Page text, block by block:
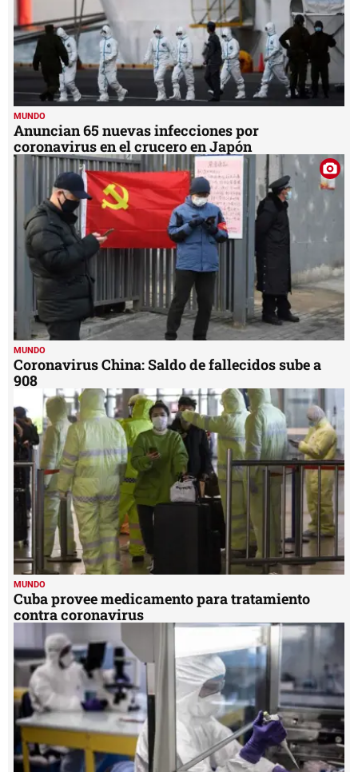
MUNDO
Anuncian 65 nuevas infecciones por
coronavirus en el crucero en Japón
MUNDO
Coronavirus China: Saldo de fallecidos sube a
908
MUNDO
Cuba provee medicamento para tratamiento
contra coronavirus